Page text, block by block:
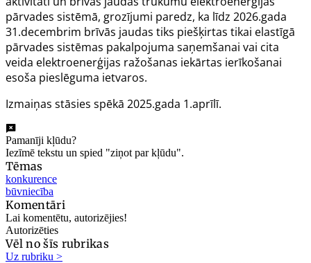
pārvades sistēmā, grozījumi paredz, ka līdz 2026.gada
31.decembrim brīvās jaudas tiks piešķirtas tikai elastīgā
pārvades sistēmas pakalpojuma saņemšanai vai cita
veida elektroenerģijas ražošanas iekārtas ierīkošanai
esoša pieslēguma ietvaros.
Izmaiņas stāsies spēkā 2025.gada 1.aprīlī.
Pamanīji kļūdu?
Iezīmē tekstu un spied "ziņot par kļūdu".
Tēmas
konkurence
būvniecība
Komentāri
Lai komentētu, autorizējies!
Autorizēties
Vēl no šīs rubrikas
Uz rubriku >